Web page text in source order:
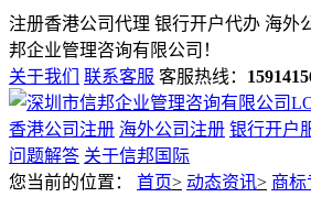
注册香港公司代理 银行开户代办 海外
邦企业管理咨询有限公司！
关于我们
联系客服 客服热线：
香港公司注册 海外公司注册 银行开户
问题解答 关于信邦国际
您当前的位置： 首页> 动态资讯> 商标